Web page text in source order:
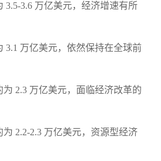
3.5-3.6 万亿美元，经济增速有所
3.1 万亿美元，依然保持在全球前
为 2.3 万亿美元，面临经济改革的
2.2-2.3 万亿美元，资源型经济